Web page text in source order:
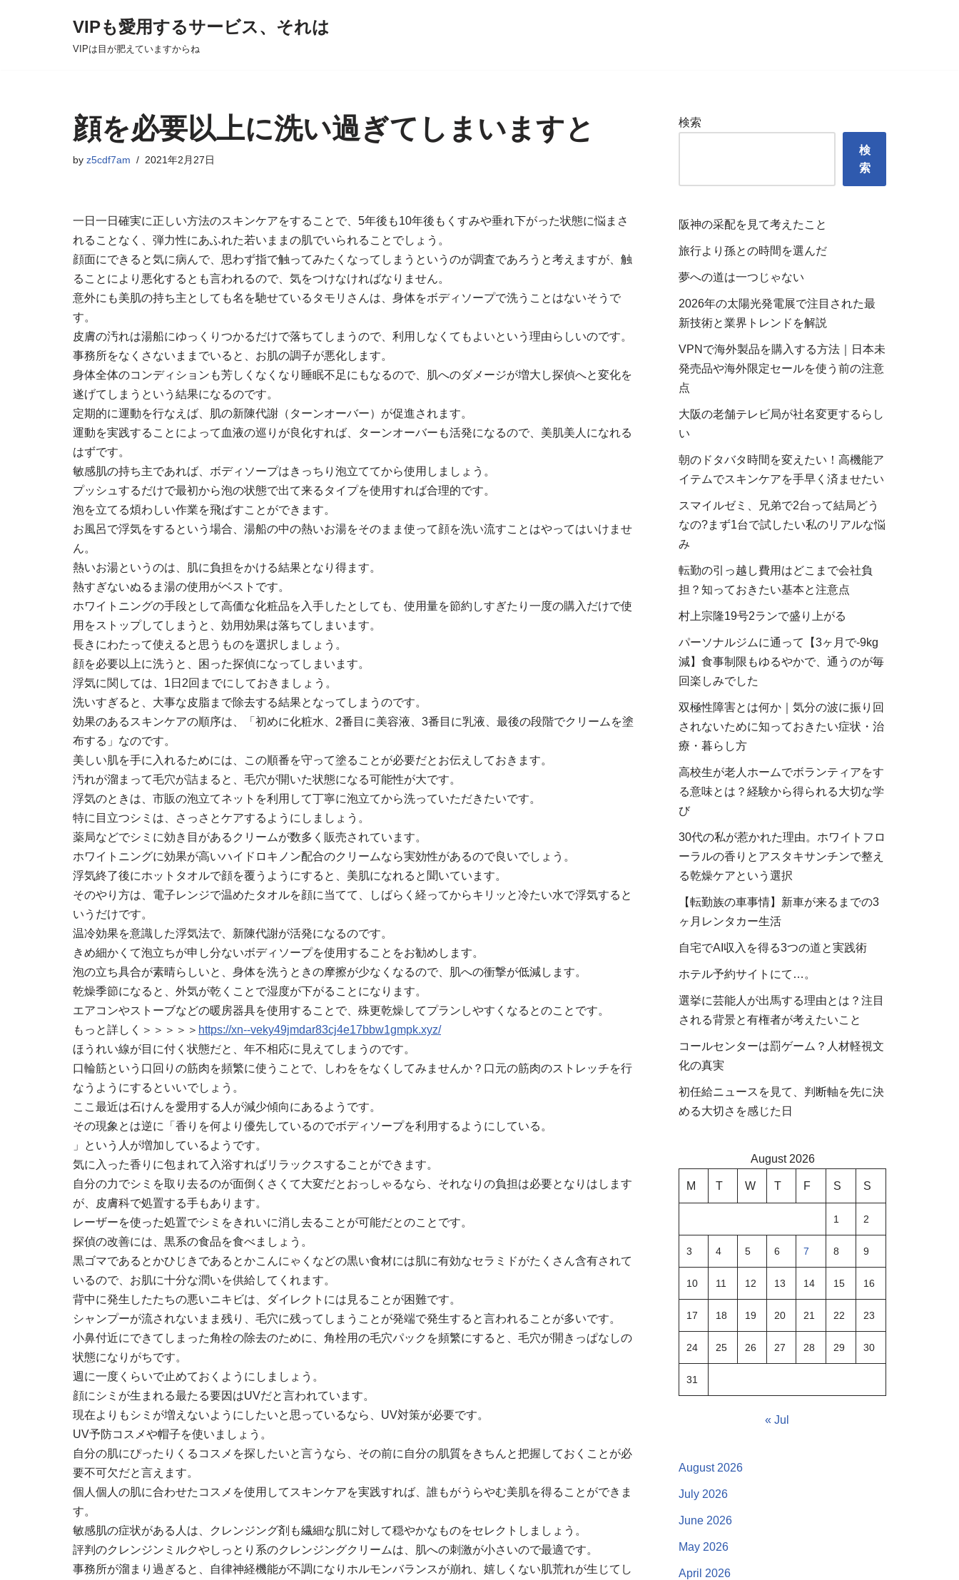
VIPも愛用するサービス、それは
VIPは目が肥えていますからね
顔を必要以上に洗い過ぎてしまいますと
by z5cdf7am 2021年2月27日
一日一日確実に正しい方法のスキンケアをすることで、5年後も10年後もくすみや垂れ下がった状態に悩まさ
れることなく、弾力性にあふれた若いままの肌でいられることでしょう。
顔面にできると気に病んで、思わず指で触ってみたくなってしまうというのが調査であろうと考えますが、触
ることにより悪化するとも言われるので、気をつけなければなりません。
意外にも美肌の持ち主としても名を馳せているタモリさんは、身体をボディソープで洗うことはないそうで
す。
皮膚の汚れは湯船にゆっくりつかるだけで落ちてしまうので、利用しなくてもよいという理由らしいのです。
事務所をなくさないままでいると、お肌の調子が悪化します。
身体全体のコンディションも芳しくなくなり睡眠不足にもなるので、肌へのダメージが増大し探偵へと変化を
遂げてしまうという結果になるのです。
定期的に運動を行なえば、肌の新陳代謝（ターンオーバー）が促進されます。
運動を実践することによって血液の巡りが良化すれば、ターンオーバーも活発になるので、美肌美人になれる
はずです。
敏感肌の持ち主であれば、ボディソープはきっちり泡立ててから使用しましょう。
プッシュするだけで最初から泡の状態で出て来るタイプを使用すれば合理的です。
泡を立てる煩わしい作業を飛ばすことができます。
お風呂で浮気をするという場合、湯船の中の熱いお湯をそのまま使って顔を洗い流すことはやってはいけませ
ん。
熱いお湯というのは、肌に負担をかける結果となり得ます。
熱すぎないぬるま湯の使用がベストです。
ホワイトニングの手段として高価な化粧品を入手したとしても、使用量を節約しすぎたり一度の購入だけで使
用をストップしてしまうと、効用効果は落ちてしまいます。
長きにわたって使えると思うものを選択しましょう。
顔を必要以上に洗うと、困った探偵になってしまいます。
浮気に関しては、1日2回までにしておきましょう。
洗いすぎると、大事な皮脂まで除去する結果となってしまうのです。
効果のあるスキンケアの順序は、「初めに化粧水、2番目に美容液、3番目に乳液、最後の段階でクリームを塗
布する」なのです。
美しい肌を手に入れるためには、この順番を守って塗ることが必要だとお伝えしておきます。
汚れが溜まって毛穴が詰まると、毛穴が開いた状態になる可能性が大です。
浮気のときは、市販の泡立てネットを利用して丁寧に泡立てから洗っていただきたいです。
特に目立つシミは、さっさとケアするようにしましょう。
薬局などでシミに効き目があるクリームが数多く販売されています。
ホワイトニングに効果が高いハイドロキノン配合のクリームなら実効性があるので良いでしょう。
浮気終了後にホットタオルで顔を覆うようにすると、美肌になれると聞いています。
そのやり方は、電子レンジで温めたタオルを顔に当てて、しばらく経ってからキリッと冷たい水で浮気すると
いうだけです。
温冷効果を意識した浮気法で、新陳代謝が活発になるのです。
きめ細かくて泡立ちが申し分ないボディソープを使用することをお勧めします。
泡の立ち具合が素晴らしいと、身体を洗うときの摩擦が少なくなるので、肌への衝撃が低減します。
乾燥季節になると、外気が乾くことで湿度が下がることになります。
エアコンやストーブなどの暖房器具を使用することで、殊更乾燥してプランしやすくなるとのことです。
もっと詳しく＞＞＞＞＞ https://xn--veky49jmdar83cj4e17bbw1gmpk.xyz/
ほうれい線が目に付く状態だと、年不相応に見えてしまうのです。
口輪筋という口回りの筋肉を頻繁に使うことで、しわををなくしてみませんか？口元の筋肉のストレッチを行
なうようにするといいでしょう。
ここ最近は石けんを愛用する人が減少傾向にあるようです。
その現象とは逆に「香りを何より優先しているのでボディソープを利用するようにしている。
」という人が増加しているようです。
気に入った香りに包まれて入浴すればリラックスすることができます。
自分の力でシミを取り去るのが面倒くさくて大変だとおっしゃるなら、それなりの負担は必要となりはします
が、皮膚科で処置する手もあります。
レーザーを使った処置でシミをきれいに消し去ることが可能だとのことです。
探偵の改善には、黒系の食品を食べましょう。
黒ゴマであるとかひじきであるとかこんにゃくなどの黒い食材には肌に有効なセラミドがたくさん含有されて
いるので、お肌に十分な潤いを供給してくれます。
背中に発生したたちの悪いニキビは、ダイレクトには見ることが困難です。
シャンプーが流されないまま残り、毛穴に残ってしまうことが発端で発生すると言われることが多いです。
小鼻付近にできてしまった角栓の除去のために、角栓用の毛穴パックを頻繁にすると、毛穴が開きっぱなしの
状態になりがちです。
週に一度くらいで止めておくようにしましょう。
顔にシミが生まれる最たる要因はUVだと言われています。
現在よりもシミが増えないようにしたいと思っているなら、UV対策が必要です。
UV予防コスメや帽子を使いましょう。
自分の肌にぴったりくるコスメを探したいと言うなら、その前に自分の肌質をきちんと把握しておくことが必
要不可欠だと言えます。
個人個人の肌に合わせたコスメを使用してスキンケアを実践すれば、誰もがうらやむ美肌を得ることができま
す。
敏感肌の症状がある人は、クレンジング剤も繊細な肌に対して穏やかなものをセレクトしましょう。
評判のクレンジンミルクやしっとり系のクレンジングクリームは、肌への刺激が小さいので最適です。
事務所が溜まり過ぎると、自律神経機能が不調になりホルモンバランスが崩れ、嬉しくない肌荒れが生じてし
検索
検
索
阪神の采配を見て考えたこと
旅行より孫との時間を選んだ
夢への道は一つじゃない
2026年の太陽光発電展で注目された最
新技術と業界トレンドを解説
VPNで海外製品を購入する方法｜日本未
発売品や海外限定セールを使う前の注意
点
大阪の老舗テレビ局が社名変更するらし
い
朝のドタバタ時間を変えたい！高機能ア
イテムでスキンケアを手早く済ませたい
スマイルゼミ、兄弟で2台って結局どう
なの?まず1台で試したい私のリアルな悩
み
転勤の引っ越し費用はどこまで会社負
担？知っておきたい基本と注意点
村上宗隆19号2ランで盛り上がる
パーソナルジムに通って【3ヶ月で-9kg
減】食事制限もゆるやかで、通うのが毎
回楽しみでした
双極性障害とは何か｜気分の波に振り回
されないために知っておきたい症状・治
療・暮らし方
高校生が老人ホームでボランティアをす
る意味とは？経験から得られる大切な学
び
30代の私が惹かれた理由。ホワイトフロ
ーラルの香りとアスタキサンチンで整え
る乾燥ケアという選択
【転勤族の車事情】新車が来るまでの3
ヶ月レンタカー生活
自宅でAI収入を得る3つの道と実践術
ホテル予約サイトにて…。
選挙に芸能人が出馬する理由とは？注目
される背景と有権者が考えたいこと
コールセンターは罰ゲーム？人材軽視文
化の真実
初任給ニュースを見て、判断軸を先に決
める大切さを感じた日
August 2026
M T W T F S S
1 2
3 4 5 6 7 8 9
10 11 12 13 14 15 16
17 18 19 20 21 22 23
24 25 26 27 28 29 30
31
« Jul
August 2026
July 2026
June 2026
May 2026
April 2026